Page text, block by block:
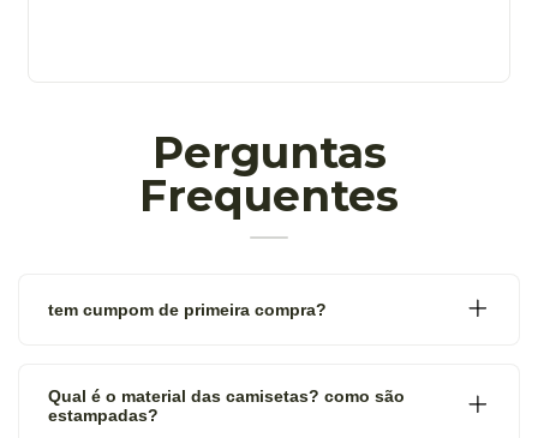
Perguntas
Frequentes
tem cumpom de primeira compra?
Qual é o material das camisetas? como são
estampadas?